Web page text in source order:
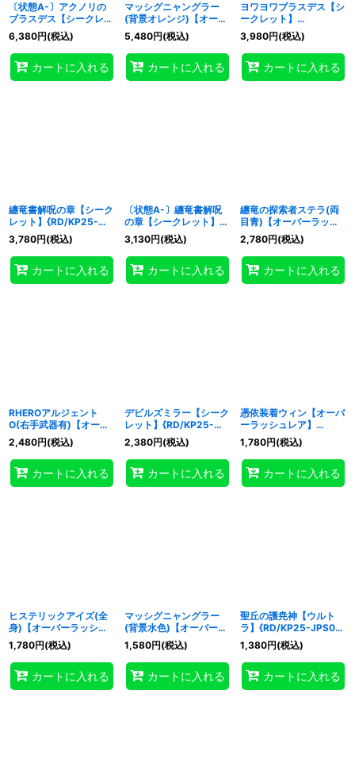
〔状態A-〕アクノリの
ブラスデス【シークレッ
ト】{RD/KP25-JP033}
《RDモンスター》
6,380円(税込)
カートに入れる
マッシグニャングラー
(背景オレンジ)【オーバ
ーラッシュレア】
{RD/KP25-JP037}
《RDモンスター》
5,480円(税込)
カートに入れる
ヨワヨワブラスデス【シ
ークレット】
{RD/KP25-JP066}
《RDモンスター》
3,980円(税込)
カートに入れる
纏竜書解呪の章【シーク
レット】{RD/KP25-
JP050}《RD魔法》
3,780円(税込)
カートに入れる
〔状態A-〕纏竜書解呪
の章【シークレット】
{RD/KP25-JP050}
《RD魔法》
3,130円(税込)
カートに入れる
纏竜の探索者ステラ(両
目青)【オーバーラッシ
ュレア】{RD/KP25-
JP016}《RDモンスタ
ー》
2,780円(税込)
カートに入れる
RHEROアルジェント
O(右手武器有)【オーバ
ーラッシュレア】
{RD/KP25-JP042}
《RDフュージョン》
2,480円(税込)
カートに入れる
デビルズミラー【シーク
レット】{RD/KP25-
JP069}《RDリチュア
ル》
2,380円(税込)
カートに入れる
憑依装着ウィン【オーバ
ーラッシュレア】
{RD/KP25-JP044}
《RDフュージョン》
1,780円(税込)
カートに入れる
ヒステリックアイズ(全
身)【オーバーラッシュ
レア】{RD/KP25-
JP063}《RD罠》
1,780円(税込)
カートに入れる
マッシグニャングラー
(背景水色)【オーバーラ
ッシュレア】
{RD/KP25-JP037}
《RDモンスター》
1,580円(税込)
カートに入れる
聖丘の護尭神【ウルト
ラ】{RD/KP25-JPS00}
《RDモンスター》
1,380円(税込)
カートに入れる